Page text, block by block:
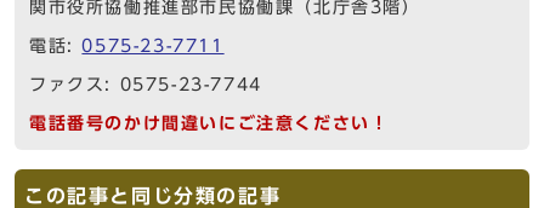
関市役所協働推進部市民協働課（北庁舎3階）
電話:0575-23-7711
ファクス: 0575-23-7744
電話番号のかけ間違いにご注意ください！
この記事と同じ分類の記事